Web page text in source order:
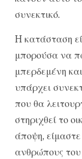
συνεκτικό.
H κατάσταση
μπορούσα να
μπερδεμένη
υπάρχει
που θα
στηριχθεί το
άποψη,
ανθρώπους